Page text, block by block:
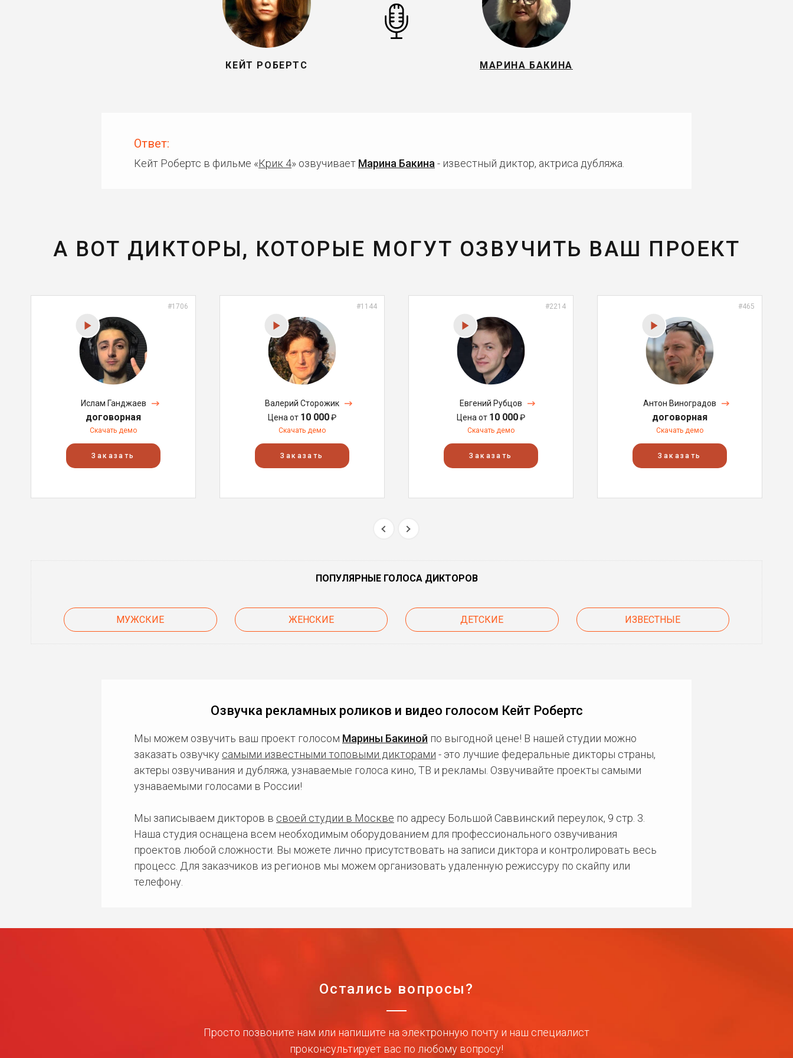
КЕЙТ РОБЕРТС МАРИНА БАКИНА
Ответ:
Кейт Робертс в фильме «Крик 4» озвучивает Марина Бакина - известный диктор, актриса дубляжа.
А ВОТ ДИКТОРЫ, КОТОРЫЕ МОГУТ ОЗВУЧИТЬ ВАШ ПРОЕКТ
#1706
Ислам Ганджаев
договорная
Скачать демо
Заказать
#1144
Валерий Сторожик
Цена от 10 000₽
Скачать демо
Заказать
#2214
Евгений Рубцов
Цена от 10 000₽
Скачать демо
Заказать
#465
Антон Виноградов
договорная
Скачать демо
Заказать
ПОПУЛЯРНЫЕ ГОЛОСА ДИКТОРОВ
МУЖСКИЕ ЖЕНСКИЕ ДЕТСКИЕ ИЗВЕСТНЫЕ
Озвучка рекламных роликов и видео голосом Кейт Робертс
Мы можем озвучить ваш проект голосом Марины Бакиной по выгодной цене! В нашей студии можно
заказать озвучку самыми известными топовыми дикторами - это лучшие федеральные дикторы страны,
актеры озвучивания и дубляжа, узнаваемые голоса кино, ТВ и рекламы. Озвучивайте проекты самыми
узнаваемыми голосами в России!
Мы записываем дикторов в своей студии в Москве по адресу Большой Саввинский переулок, 9 стр. 3.
Наша студия оснащена всем необходимым оборудованием для профессионального озвучивания
проектов любой сложности. Вы можете лично присутствовать на записи диктора и контролировать весь
процесс. Для заказчиков из регионов мы можем организовать удаленную режиссуру по скайпу или
телефону.
Остались вопросы?
Просто позвоните нам или напишите на электронную почту и наш специалист
проконсультирует вас по любому вопросу!